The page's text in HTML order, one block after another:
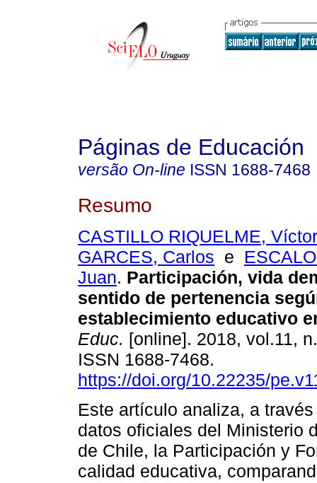
Páginas de Educación
versão On-line ISSN 1688-7468
Resumo
CASTILLO RIQUELME, Víctor
GARCES, Carlos e
Juan. Participación, vida
sentido de pertenencia
establecimiento educativo
Educ. [online]. 2018, vol.11,
ISSN 1688-7468.
https://doi.org/10.22235/
Este artículo analiza, a
datos oficiales del Ministerio
de Chile, la Participación y
calidad educativa,